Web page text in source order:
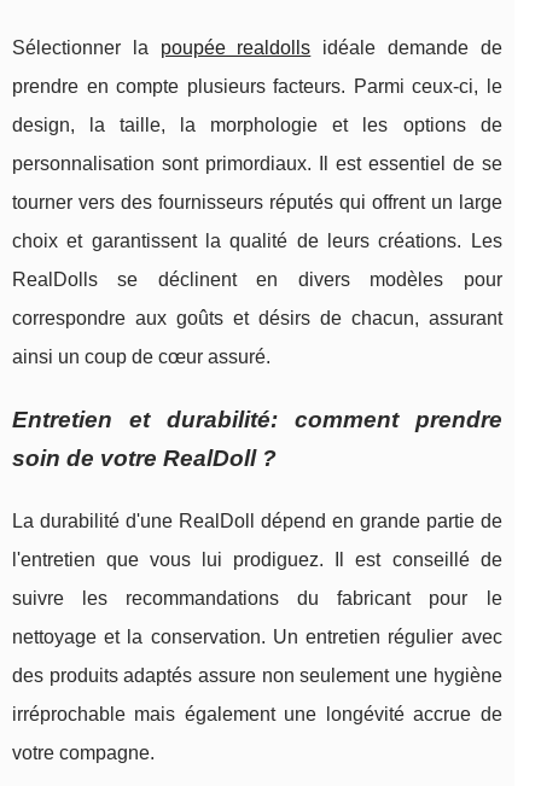
Sélectionner la poupée realdolls idéale demande de
prendre en compte plusieurs facteurs. Parmi ceux-ci, le
design, la taille, la morphologie et les options de
personnalisation sont primordiaux. Il est essentiel de se
tourner vers des fournisseurs réputés qui offrent un large
choix et garantissent la qualité de leurs créations. Les
RealDolls se déclinent en divers modèles pour
correspondre aux goûts et désirs de chacun, assurant
ainsi un coup de cœur assuré.
Entretien et durabilité: comment prendre
soin de votre RealDoll ?
La durabilité d'une RealDoll dépend en grande partie de
l'entretien que vous lui prodiguez. Il est conseillé de
suivre les recommandations du fabricant pour le
nettoyage et la conservation. Un entretien régulier avec
des produits adaptés assure non seulement une hygiène
irréprochable mais également une longévité accrue de
votre compagne.